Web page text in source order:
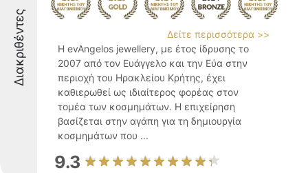
Διακριθέντες
Δείτε περισσότερα >>
Η evAngelos jewellery, με έτος ίδρυσης το
2007 από τον Ευάγγελο και την Εύα στην
περιοχή του Ηρακλείου Κρήτης, έχει
καθιερωθεί ως ιδιαίτερος φορέας στον
τομέα των κοσμημάτων. Η επιχείρηση
βασίζεται στην αγάπη για τη δημιουργία
κοσμημάτων που ...
9.3